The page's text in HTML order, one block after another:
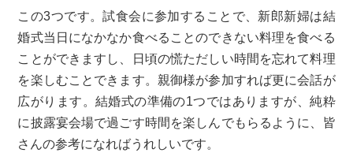
この3つです。試食会に参加することで、新郎新婦は結
婚式当日になかなか食べることのできない料理を食べる
ことができますし、日頃の慌ただしい時間を忘れて料理
を楽しむことできます。親御様が参加すれば更に会話が
広がります。結婚式の準備の1つではありますが、純粋
に披露宴会場で過ごす時間を楽しんでもらるように、皆
さんの参考になればうれしいです。